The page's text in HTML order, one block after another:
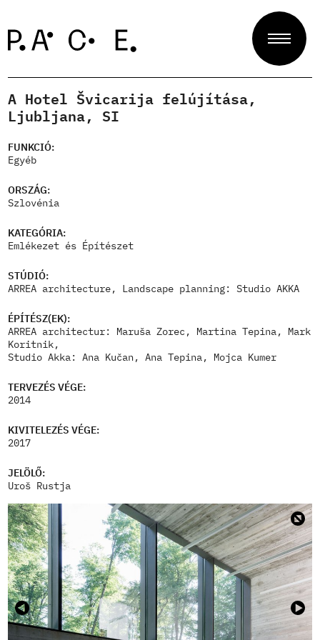
Projektek
Zsűri
Rólunk
Kapcsolat
A Hotel Švicarija felújítása,
Ljubljana, SI
FUNKCIÓ:
Egyéb
ORSZÁG:
Szlovénia
KATEGÓRIA:
Emlékezet és Építészet
STÚDIÓ:
ARREA architecture, Landscape planning: Studio AKKA
ÉPÍTÉSZ(EK):
ARREA architectur: Maruša Zorec, Martina Tepina, Mark
Koritnik,
Studio Akka: Ana Kučan, Ana Tepina, Mojca Kumer
TERVEZÉS VÉGE:
2014
KIVITELEZÉS VÉGE:
2017
JELÖLŐ:
Uroš Rustja